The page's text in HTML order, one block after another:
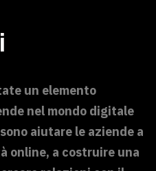
un elemento
nel mondo digitale
aiutare le aziende a
online, a costruire una